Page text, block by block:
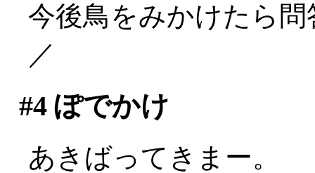
今後鳥をみかけたら
／
#4ぽでかけ
あきばってきまー。